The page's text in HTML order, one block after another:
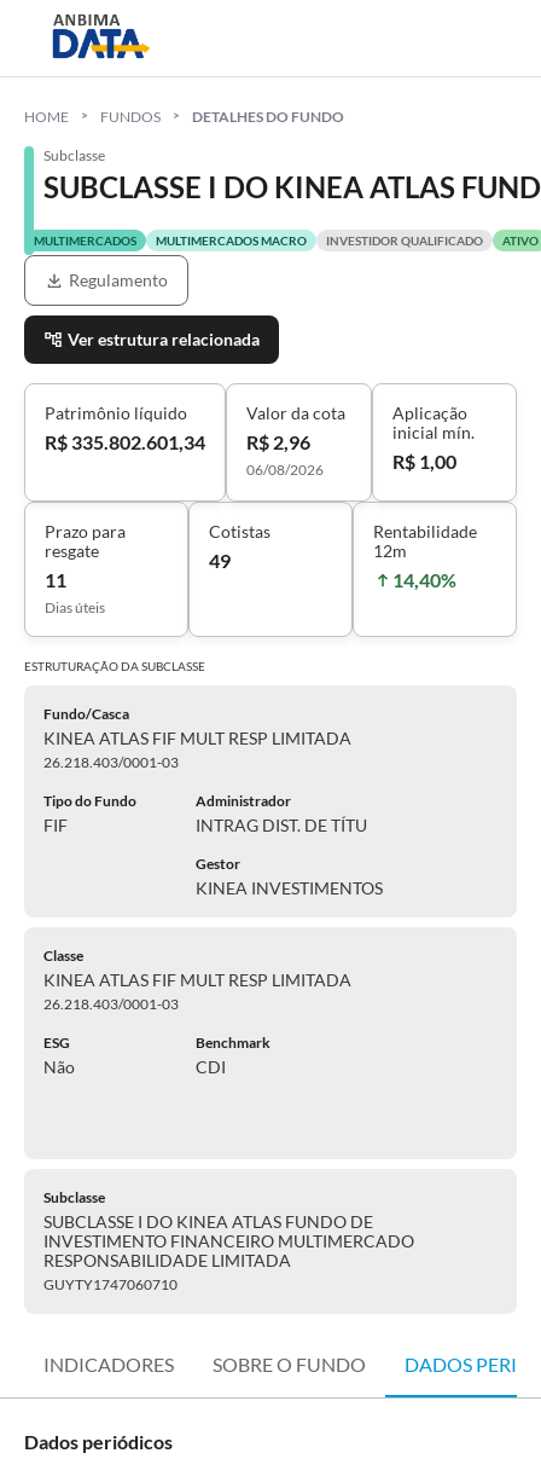
HOME FUNDOS DETALHES DO FUNDO
Subclasse
SUBCLASSE I DO KINEA ATLAS
MULTIMERCADOS MULTIMERCADOS MACRO INVESTIDOR QUALIFICADO ATIVO
Regulamento
Ver estrutura relacionada
Patrimônio líquido
R$ 335.802.601,34
Valor da cota
R$ 2,96
06/08/2026
Aplicação
inicial mín.
R$ 1,00
Prazo para
resgate
11
Dias úteis
Cotistas
49
Rentabilidade
12m
14,40%
ESTRUTURAÇÃO DASUBCLASSE
Fundo/Casca
KINEA ATLAS FIF MULT RESP LIMITADA
26.218.403/0001-03
Tipo do Fundo
FIF
Administrador
INTRAG DIST. DE TÍTU
Gestor
KINEA INVESTIMENTOS
Classe
KINEA ATLAS FIF MULT RESP LIMITADA
26.218.403/0001-03
ESG
Não
Benchmark
CDI
Subclasse
SUBCLASSE I DO KINEA ATLAS FUNDO DE
INVESTIMENTO FINANCEIRO MULTIMERCADO
RESPONSABILIDADE LIMITADA
GUYTY1747060710
INDICADORES SOBRE O FUNDO DADOS
Dados periódicos